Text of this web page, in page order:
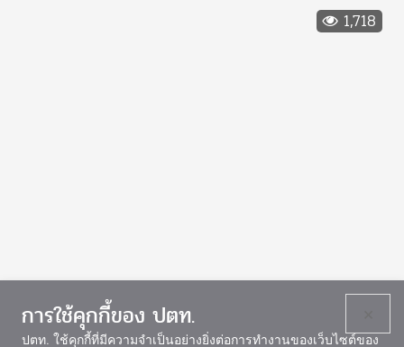
1,718
การใช้คุกกี้ของ ปตท.
ปตท. ใช้คุกกี้ที่มีความจำเป็นอย่างยิ่งต่อการทำงานของเว็บไซต์ของ